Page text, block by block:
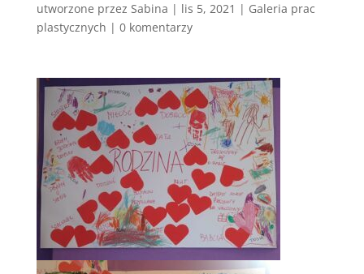
utworzone przez Sabina | lis 5, 2021 | Galeria prac
plastycznych | 0 komentarzy